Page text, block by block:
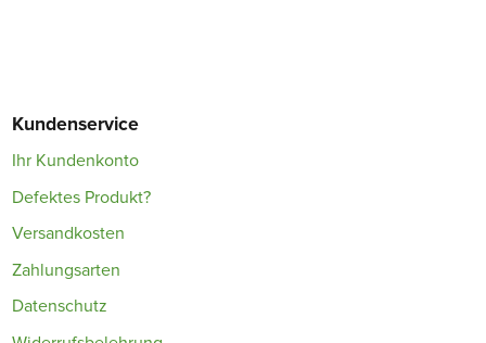
Kundenservice
Ihr Kundenkonto
Defektes Produkt?
Versandkosten
Zahlungsarten
Datenschutz